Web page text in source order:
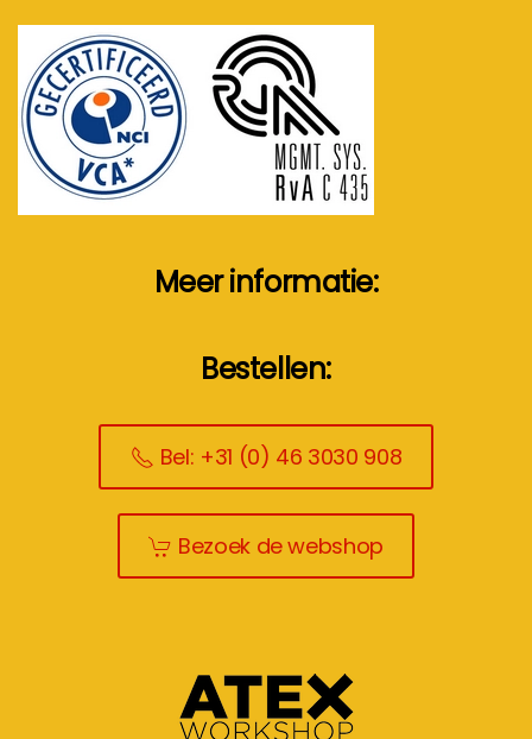
Meer informatie:
Bestellen:
Bel: +31 (0) 46 3030 908
Bezoek de webshop